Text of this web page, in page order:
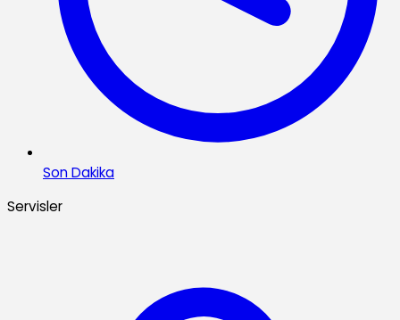
Son Dakika
Servisler